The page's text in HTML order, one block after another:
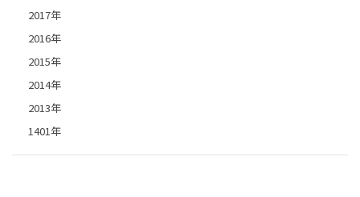
2017年
2016年
2015年
2014年
2013年
1401年